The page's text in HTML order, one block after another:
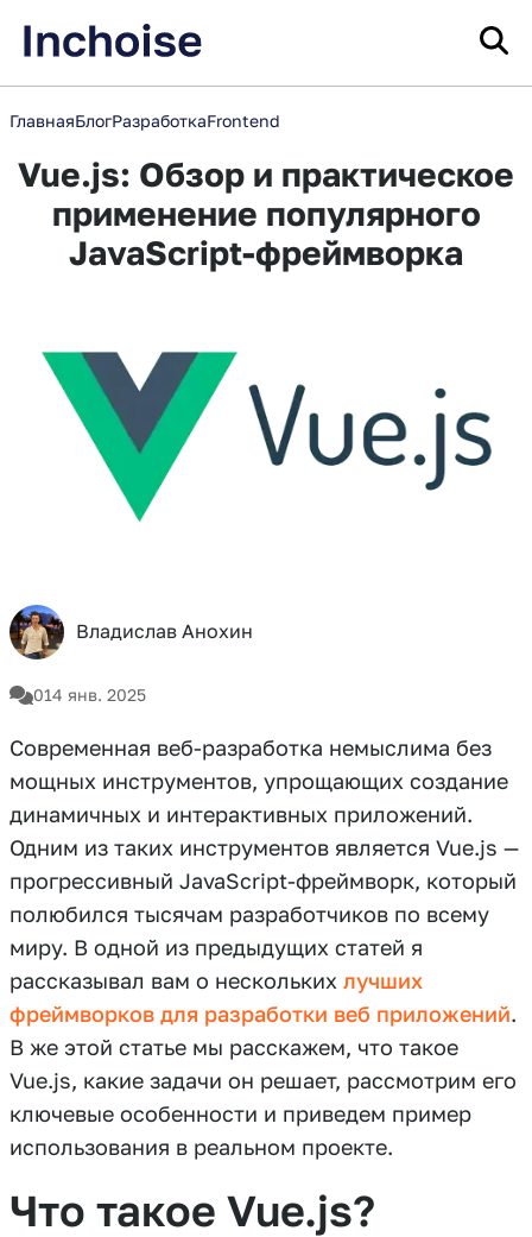
ГлавнаяБлогРазработкаFrontend
Vue.js: Обзор и практическое
применение популярного
JavaScript-фреймворка
Владислав Анохин
Современная веб-разработка немыслима без
мощных инструментов, упрощающих создание
динамичных и интерактивных приложений.
Одним из таких инструментов является Vue.js —
прогрессивный JavaScript-фреймворк, который
полюбился тысячам разработчиков по всему
миру. В одной из предыдущих статей я
рассказывал вам о нескольких лучших
фреймворков для разработки веб приложений.
В же этой статье мы расскажем, что такое
Vue.js, какие задачи он решает, рассмотрим его
ключевые особенности и приведем пример
использования в реальном проекте.
Что такое Vue.js?
014 янв. 2025